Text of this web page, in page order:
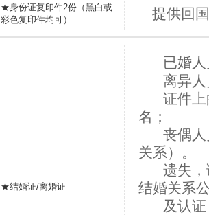
★身份证复印件2份（黑白或
彩色复印件均可）
提供回
★结婚证/离婚证
已婚
离异人
证件上
名；
丧偶人
关系）。
遗失，
结婚关系
及认证